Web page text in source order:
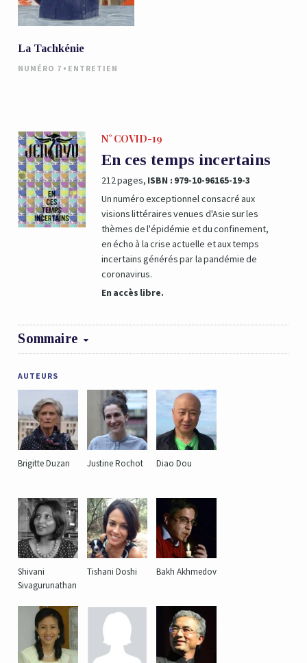
La Tachkénie
NUMÉRO 7 • ENTRETIEN
N° COVID-19
En ces temps incertains
212 pages, ISBN : 979-10-96165-19-3
Un numéro exceptionnel consacré aux
visions littéraires venues d'Asie sur les
thèmes de l'épidémie et du confinement,
en écho à la crise actuelle et aux temps
incertains générés par la pandémie de
coronavirus.
En accès libre.
Sommaire
AUTEURS
Brigitte Duzan Justine Rochot Diao Dou
Shivani
Sivagurunathan
Tishani Doshi Bakh Akhmedov